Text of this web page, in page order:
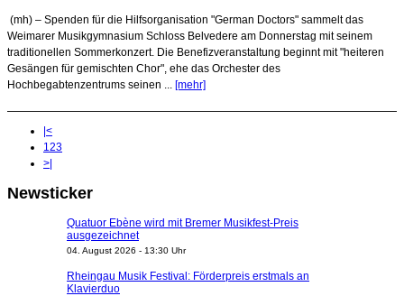
(mh) – Spenden für die Hilfsorganisation "German Doctors" sammelt das
Weimarer Musikgymnasium Schloss Belvedere am Donnerstag mit seinem
traditionellen Sommerkonzert. Die Benefizveranstaltung beginnt mit "heiteren
Gesängen für gemischten Chor", ehe das Orchester des
Hochbegabtenzentrums seinen ... [mehr]
|<
1 23
>|
Newsticker
Quatuor Ebène wird mit Bremer Musikfest-Preis
ausgezeichnet
04. August 2026 - 13:30 Uhr
Rheingau Musik Festival: Förderpreis erstmals an
Klavierduo